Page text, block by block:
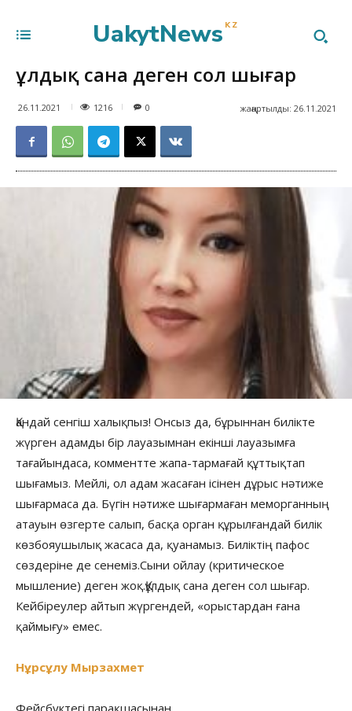
UakytNews KZ
Құлдық сана деген сол шығар
26.11.2021 1216 жаңартылды: 26.11.2021
0
Қандай сенгіш халықпыз! Онсыз да, бұрыннан билікте
жүрген адамды бір лауазымнан екінші лауазымға
тағайындаса, комментте жапа-тармағай құттықтап
шығамыз. Мейлі, ол адам жасаған ісінен дұрыс нәтиже
шығармаса да. Бүгін нәтиже шығармаған меморганның
атауын өзгерте салып, басқа орган құрылғандай билік
көзбояушылық жасаса да, қуанамыз. Биліктің пафос
сөздеріне де сенеміз.Сыни ойлау (критическое
мышление) деген жоқ.Құлдық сана деген сол шығар.
Кейбіреулер айтып жүргендей, «орыстардан ғана
қаймығу» емес.
Нұрсұлу Мырзахмет
Фейсбуктегі парақшасынан